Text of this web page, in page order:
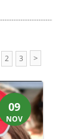
2 3 >
09
NOV